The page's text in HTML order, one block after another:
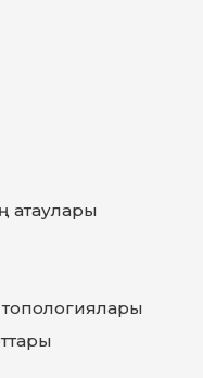
атаулары